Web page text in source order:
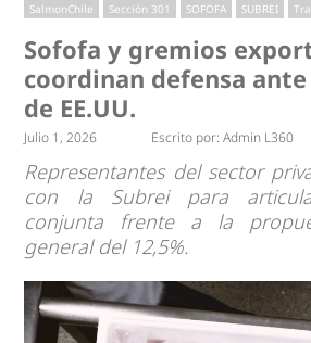
SalmonChile
Sección 301 SOFOFA SUBREI
Sofofa y gremios
coordinan defensa
de EE.UU.
Julio 1, 2026 Escrito por: Admin L360
Representantes del sector
con la Subrei para
conjunta frente a la
general del 12,5%.